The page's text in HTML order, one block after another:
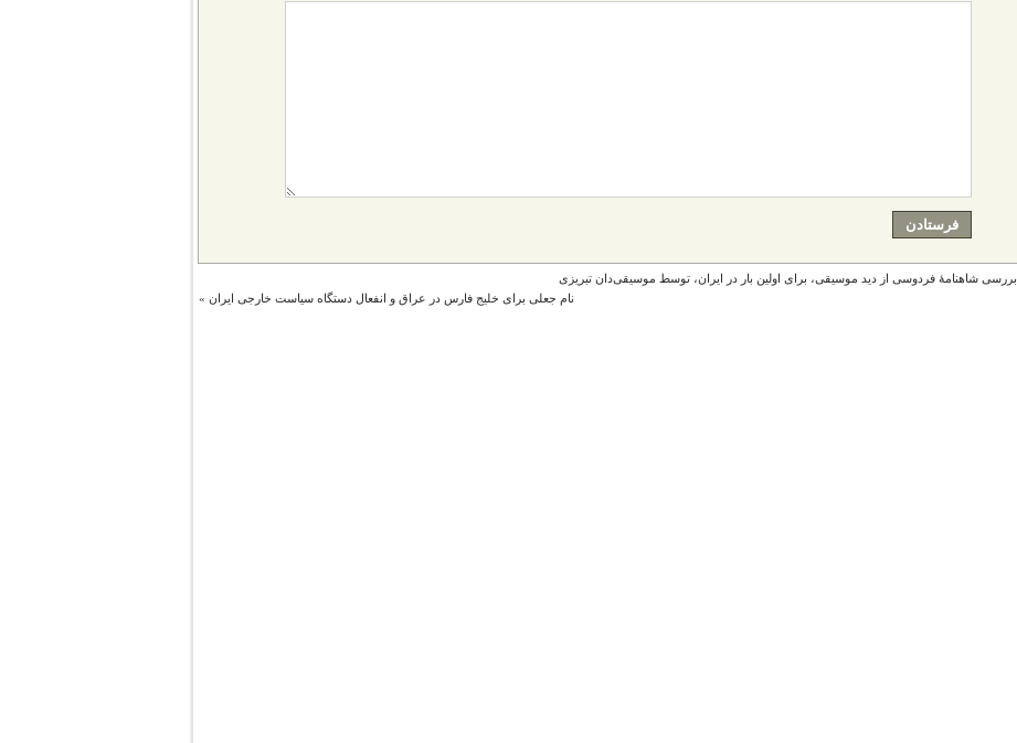
بررسی شاهنامۀ فردوسی از دید موسیقی، برای اولین بار در ایران، توسط موسیقی‌دان تبریزی
نام جعلی برای خلیج‌ فارس در عراق و انفعال دستگاه سیاست خارجی ایران »